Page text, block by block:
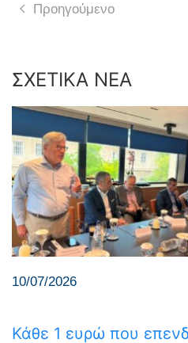
Προηγούμενο
ΣΧΕΤΙΚΑ ΝΕΑ
10/07/2026
Κάθε 1 ευρώ που